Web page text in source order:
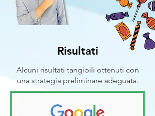
Risultati
Alcuni risultati tangibili ottenuti con
una strategia preliminare adeguata.